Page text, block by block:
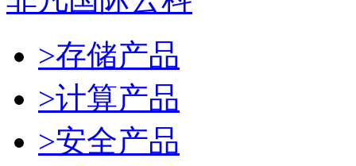
>存储产品
>计算产品
>安全产品